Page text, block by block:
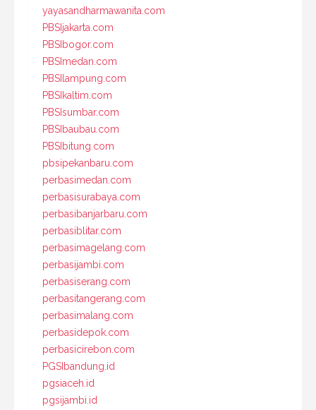
yayasandharmawanita.com
PBSIjakarta.com
PBSIbogor.com
PBSImedan.com
PBSIlampung.com
PBSIkaltim.com
PBSIsumbar.com
PBSIbaubau.com
PBSIbitung.com
pbsipekanbaru.com
perbasimedan.com
perbasisurabaya.com
perbasibanjarbaru.com
perbasiblitar.com
perbasimagelang.com
perbasijambi.com
perbasiserang.com
perbasitangerang.com
perbasimalang.com
perbasidepok.com
perbasicirebon.com
PGSIbandung.id
pgsiaceh.id
pgsijambi.id